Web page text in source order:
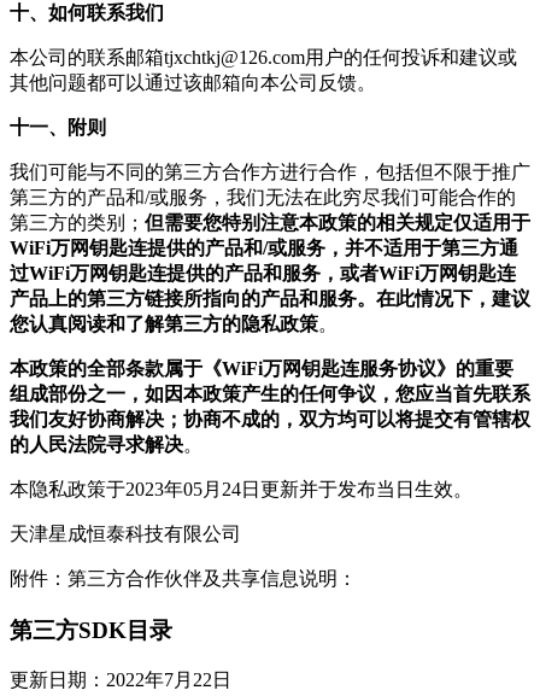
十、如何联系我们
本公司的联系邮箱tjxchtkj@126.com用户的任何投诉和建议或
其他问题都可以通过该邮箱向本公司反馈。
十一、附则
我们可能与不同的第三方合作方进行合作，包括但不限于推广
第三方的产品和/或服务，我们无法在此穷尽我们可能合作的
第三方的类别； 但需要您特别注意本政策的相关规定仅适用于
WiFi万网钥匙连提供的产品和/或服务，并不适用于第三方通
过WiFi万网钥匙连提供的产品和服务，或者WiFi万网钥匙连
产品上的第三方链接所指向的产品和服务。在此情况下，建议
您认真阅读和了解第三方的隐私政策。
本政策的全部条款属于《WiFi万网钥匙连服务协议》的重要
组成部份之一，如因本政策产生的任何争议，您应当首先联系
我们友好协商解决；协商不成的，双方均可以将提交有管辖权
的人民法院寻求解决。
本隐私政策于2023年05月24日更新并于发布当日生效。
天津星成恒泰科技有限公司
附件：第三方合作伙伴及共享信息说明：
第三方SDK目录
更新日期：2022年7月22日